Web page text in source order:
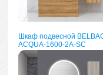
Шкаф подвесной
ACQUA-1600-2A-SC